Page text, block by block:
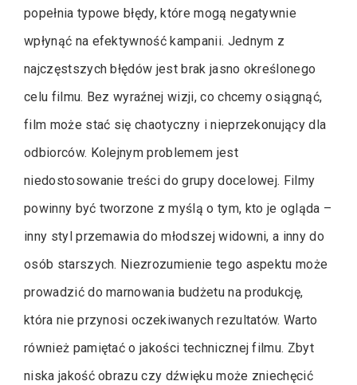
popełnia typowe błędy, które mogą negatywnie
wpłynąć na efektywność kampanii. Jednym z
najczęstszych błędów jest brak jasno określonego
celu filmu. Bez wyraźnej wizji, co chcemy osiągnąć,
film może stać się chaotyczny i nieprzekonujący dla
odbiorców. Kolejnym problemem jest
niedostosowanie treści do grupy docelowej. Filmy
powinny być tworzone z myślą o tym, kto je ogląda –
inny styl przemawia do młodszej widowni, a inny do
osób starszych. Niezrozumienie tego aspektu może
prowadzić do marnowania budżetu na produkcję,
która nie przynosi oczekiwanych rezultatów. Warto
również pamiętać o jakości technicznej filmu. Zbyt
niska jakość obrazu czy dźwięku może zniechęcić